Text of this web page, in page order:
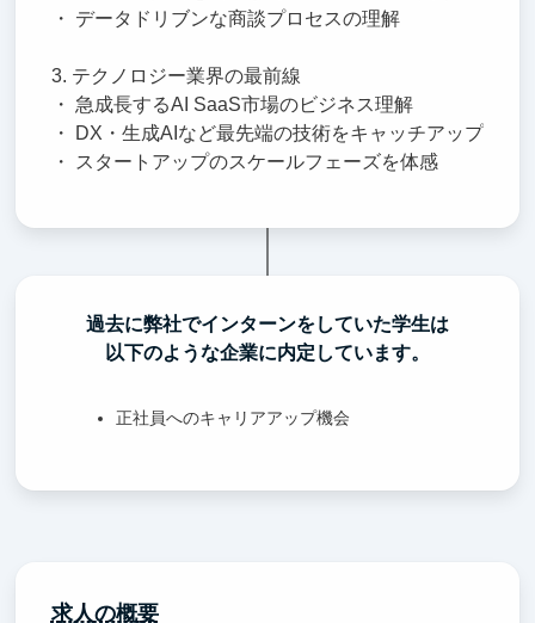
・ データドリブンな商談プロセスの理解
3. テクノロジー業界の最前線
・ 急成長するAI SaaS市場のビジネス理解
・ DX・生成AIなど最先端の技術をキャッチアップ
・ スタートアップのスケールフェーズを体感
過去に弊社でインターンをしていた学生は
以下のような企業に内定しています。
正社員へのキャリアアップ機会
求人の概要